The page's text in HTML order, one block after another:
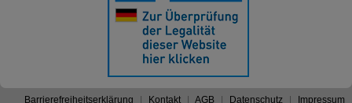
Barrierefreiheitserklärung Kontakt AGB Datenschutz Impressum